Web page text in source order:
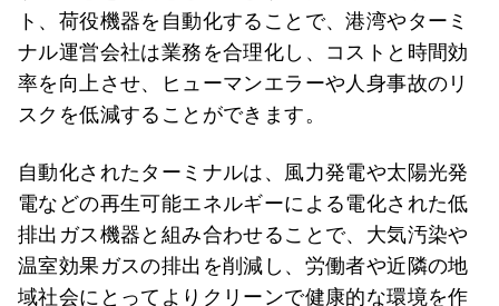
ト、荷役機器を自動化することで、港湾やターミ
ナル運営会社は業務を合理化し、コストと時間効
率を向上させ、ヒューマンエラーや人身事故のリ
スクを低減することができます。
自動化されたターミナルは、風力発電や太陽光発
電などの再生可能エネルギーによる電化された低
排出ガス機器と組み合わせることで、大気汚染や
温室効果ガスの排出を削減し、労働者や近隣の地
域社会にとってよりクリーンで健康的な環境を作